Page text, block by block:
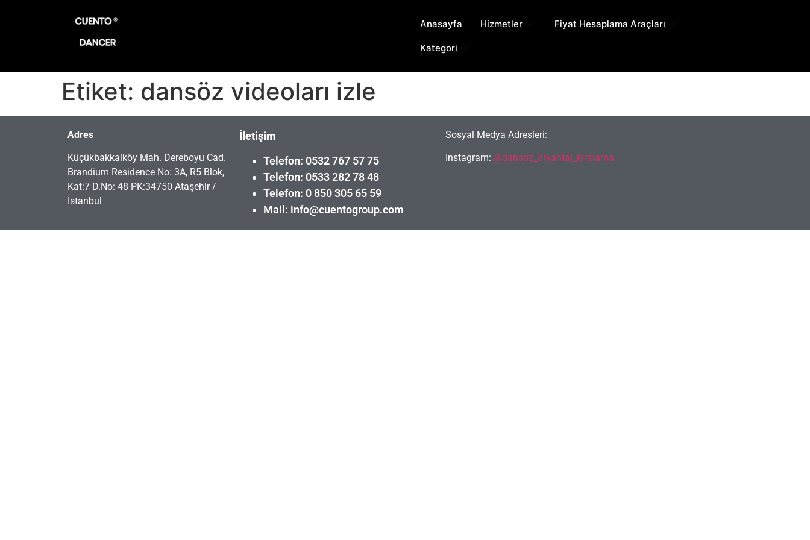
Anasayfa Hizmetler Fiyat Hesaplama Araçları
Kategori
Etiket: dansöz videoları izle
Adres
Küçükbakkalköy Mah. Dereboyu Cad.
Brandium Residence No: 3A, R5 Blok,
Kat:7 D.No: 48 PK:34750 Ataşehir /
İstanbul
İletişim
Telefon: 0532 767 57 75
Telefon: 0533 282 78 48
Telefon: 0 850 305 65 59
Mail: info@cuentogroup.com
Sosyal Medya Adresleri:
Instagram: @dansoz_oryantal_kiralama